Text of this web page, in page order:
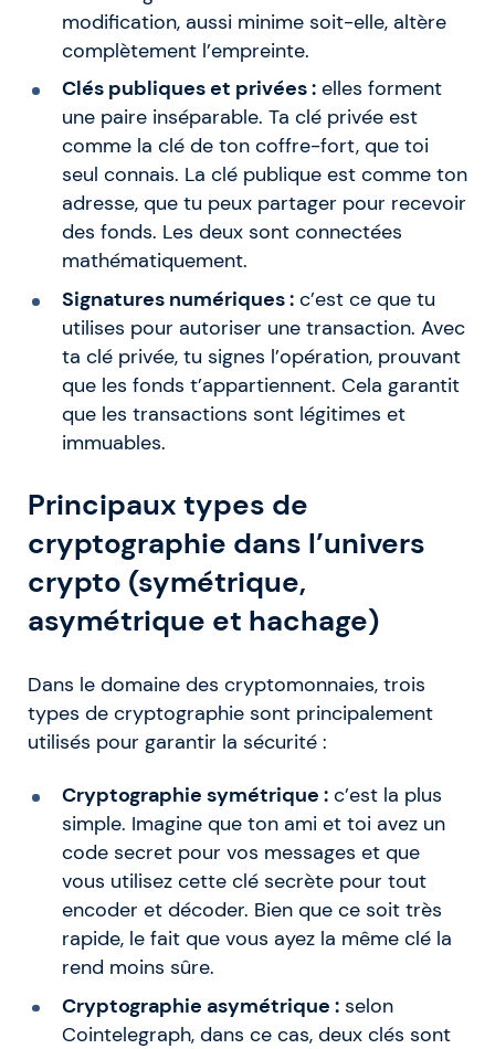
modification, aussi minime soit-elle, altère
complètement l’empreinte.
Clés publiques et privées :elles forment
une paire inséparable. Ta clé privée est
comme la clé de ton coffre-fort, que toi
seul connais. La clé publique est comme ton
adresse, que tu peux partager pour recevoir
des fonds. Les deux sont connectées
mathématiquement.
Signatures numériques :c’est ce que tu
utilises pour autoriser une transaction. Avec
ta clé privée, tu signes l’opération, prouvant
que les fonds t’appartiennent. Cela garantit
que les transactions sont légitimes et
immuables.
Principaux types de
cryptographie dans l’univers
crypto (symétrique,
asymétrique et hachage)
Dans le domaine des cryptomonnaies, trois
types de cryptographie sont principalement
utilisés pour garantir la sécurité :
Cryptographie symétrique :c’est la plus
simple. Imagine que ton ami et toi avez un
code secret pour vos messages et que
vous utilisez cette clé secrète pour tout
encoder et décoder. Bien que ce soit très
rapide, le fait que vous ayez la même clé la
rend moins sûre.
Cryptographie asymétrique :selon
Cointelegraph, dans ce cas, deux clés sont